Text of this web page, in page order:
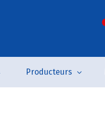
Producteurs